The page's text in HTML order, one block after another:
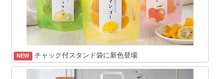
NEW チャック付スタンド袋に新色登場